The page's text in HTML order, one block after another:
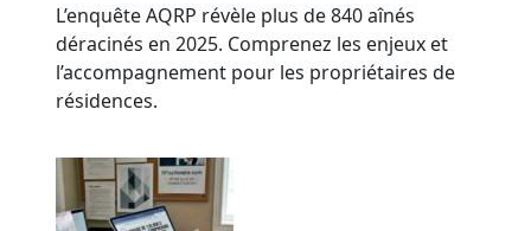
L’enquête AQRP révèle plus de 840 aînés
déracinés en 2025. Comprenez les enjeux et
l’accompagnement pour les propriétaires de
résidences.